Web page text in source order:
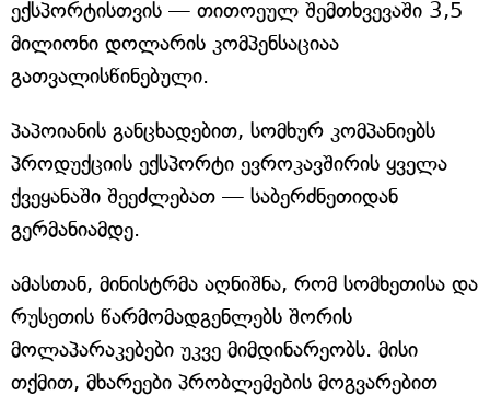
ექსპორტისთვის — თითოეულ შემთხვევაში 3,5
მილიონი დოლარის კომპენსაციაა
გათვალისწინებული.
პაპოიანის განცხადებით, სომხურ კომპანიებს
პროდუქციის ექსპორტი ევროკავშირის ყველა
ქვეყანაში შეეძლებათ — საბერძნეთიდან
გერმანიამდე.
ამასთან, მინისტრმა აღნიშნა, რომ სომხეთისა და
რუსეთის წარმომადგენლებს შორის
მოლაპარაკებები უკვე მიმდინარეობს. მისი
თქმით, მხარეები პრობლემების მოგვარებით